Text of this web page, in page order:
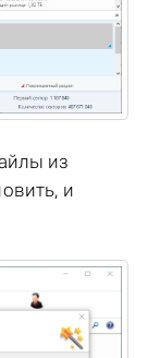
из
и